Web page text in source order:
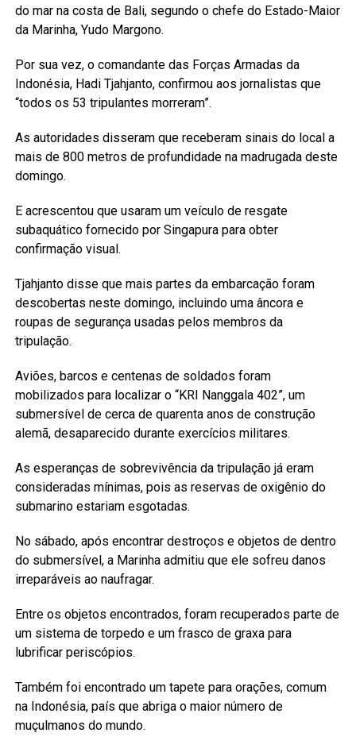
do mar na costa de Bali, segundo o chefe do Estado-Maior
da Marinha, Yudo Margono.
Por sua vez, o comandante das Forças Armadas da
Indonésia, Hadi Tjahjanto, confirmou aos jornalistas que
“todos os 53 tripulantes morreram”.
As autoridades disseram que receberam sinais do local a
mais de 800 metros de profundidade na madrugada deste
domingo.
E acrescentou que usaram um veículo de resgate
subaquático fornecido por Singapura para obter
confirmação visual.
Tjahjanto disse que mais partes da embarcação foram
descobertas neste domingo, incluindo uma âncora e
roupas de segurança usadas pelos membros da
tripulação.
Aviões, barcos e centenas de soldados foram
mobilizados para localizar o “KRI Nanggala 402”, um
submersível de cerca de quarenta anos de construção
alemã, desaparecido durante exercícios militares.
As esperanças de sobrevivência da tripulação já eram
consideradas mínimas, pois as reservas de oxigênio do
submarino estariam esgotadas.
No sábado, após encontrar destroços e objetos de dentro
do submersível, a Marinha admitiu que ele sofreu danos
irreparáveis ao naufragar.
Entre os objetos encontrados, foram recuperados parte de
um sistema de torpedo e um frasco de graxa para
lubrificar periscópios.
Também foi encontrado um tapete para orações, comum
na Indonésia, país que abriga o maior número de
muçulmanos do mundo.